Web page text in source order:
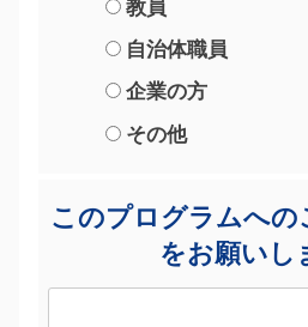
教員
自治体職員
企業の方
その他
このプログラムへの
をお願いし